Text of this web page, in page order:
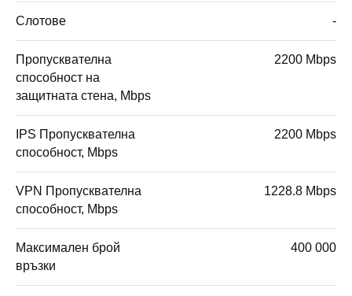
Слотове -
Пропусквателна
способност на
защитната стена, Mbps
2200 Mbps
IPS Пропусквателна
способност, Mbps
2200 Mbps
VPN Пропусквателна
способност, Mbps
1228.8 Mbps
Максимален брой
връзки
400 000